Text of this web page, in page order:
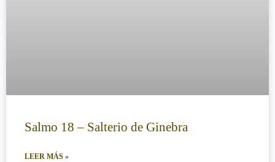
Salmo 18 – Salterio de Ginebra
LEER MÁS »